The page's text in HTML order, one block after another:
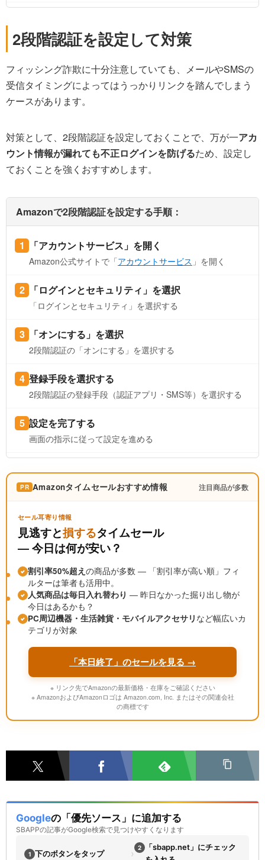
2段階認証を設定して対策
フィッシング詐欺に十分注意していても、メールやSMSの
受信タイミングによってはうっかりリンクを踏んでしまう
ケースがあります。
対策として、2段階認証を設定しておくことで、万が一アカ
ウント情報が漏れても不正ログインを防げるため、設定し
ておくことを強くおすすめします。
Amazonで2段階認証を設定する手順：
「アカウントサービス」を開く
Amazon公式サイトで「アカウントサービス 」を開く
「ログインとセキュリティ」を選択
「ログインとセキュリティ」を選択する
「オンにする」を選択
2段階認証の「オンにする」を選択する
登録手段を選択する
2段階認証の登録手段（認証アプリ・SMS等）を選択する
設定を完了する
画面の指示に従って設定を進める
PR Amazonタイムセールおすすめ情報 注目商品が多数
セール耳寄り情報
見逃すと損するタイムセール
― 今日は何が安い？
割引率50%超え の商品が多数 ― 「割引率が高い順」フィ
ルターは筆者も活用中。
人気商品は毎日入れ替わり ― 昨日なかった掘り出し物が
今日はあるかも？
PC周辺機器・生活雑貨・モバイルアクセサリ など幅広いカ
テゴリが対象
「本日終了」のセールを見る →
※ リンク先でAmazonの最新価格・在庫をご確認ください
※ AmazonおよびAmazonロゴは Amazon.com, Inc. またはその関連会社
の商標です
Googleの「優先ソース」に追加する
SBAPPの記事がGoogle検索で見つけやすくなります
1 下のボタンをタップ › 2
「sbapp.net」にチェック